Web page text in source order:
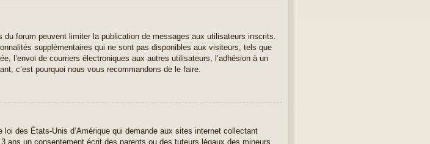
du forum peuvent limiter la publication de messages aux utilisateurs inscrits.
supplémentaires qui ne sont pas disponibles aux visiteurs, tels que
l’envoi de courriers électroniques aux autres utilisateurs, l’adhésion à un
c’est pourquoi nous vous recommandons de le faire.
des États-Unis d’Amérique qui demande aux sites internet collectant
ans un consentement écrit des parents ou des tuteurs légaux des mineurs